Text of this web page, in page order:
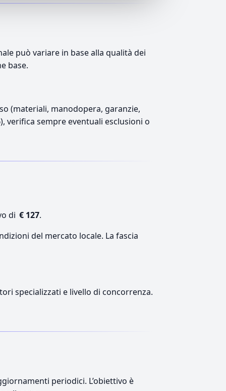
può variare in base alla qualità dei
base.
(materiali, manodopera, garanzie,
verifica sempre eventuali esclusioni o
di € 127.
del mercato locale. La fascia
specializzati e livello di concorrenza.
periodici. L’obiettivo è